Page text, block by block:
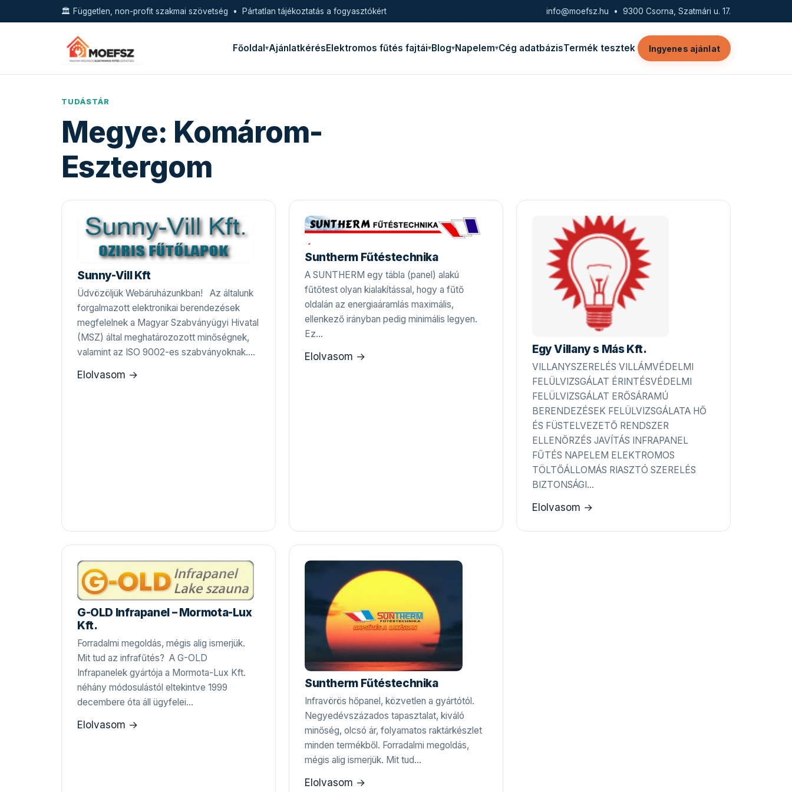
🏛️ Független, non-profit szakmai szövetség • Pártatlan tájékoztatás a fogyasztókért info@moefsz.hu • 9300 Csorna, Szatmári u. 17.
Főoldal AjánlatkérésElektromos fűtés fajtái Blog Napelem Cég adatbázisTermék tesztek Ingyenes ajánlat
TUDÁSTÁR
Megye: Komárom-
Esztergom
Sunny-Vill Kft
Üdvözöljük Webáruházunkban! Az általunk
forgalmazott elektronikai berendezések
megfelelnek a Magyar Szabványügyi Hivatal
(MSZ) által meghatározozott minőségnek,
valamint az ISO 9002-es szabványoknak.…
Elolvasom →
Suntherm Fűtéstechnika
A SUNTHERM egy tábla (panel) alakú
fűtőtest olyan kialakítással, hogy a fűtő
oldalán az energiaáramlás maximális,
ellenkező irányban pedig minimális legyen.
Ez…
Elolvasom →
Egy Villany s Más Kft.
VILLANYSZERELÉS VILLÁMVÉDELMI
FELÜLVIZSGÁLAT ÉRINTÉSVÉDELMI
FELÜLVIZSGÁLAT ERŐSÁRAMÚ
BERENDEZÉSEK FELÜLVIZSGÁLATA HŐ
ÉS FÜSTELVEZETŐ RENDSZER
ELLENŐRZÉS JAVÍTÁS INFRAPANEL
FŰTÉS NAPELEM ELEKTROMOS
TÖLTŐÁLLOMÁS RIASZTÓ SZERELÉS
BIZTONSÁGI…
Elolvasom →
G-OLD Infrapanel – Mormota-Lux
Kft.
Forradalmi megoldás, mégis alig ismerjük.
Mit tud az infrafűtés? A G-OLD
Infrapanelek gyártója a Mormota-Lux Kft.
néhány módosulástól eltekintve 1999
decembere óta áll ügyfelei…
Elolvasom →
Suntherm Fűtéstechnika
Infravörös hőpanel, közvetlen a gyártótól.
Negyedévszázados tapasztalat, kiváló
minőség, olcsó ár, folyamatos raktárkészlet
minden termékből. Forradalmi megoldás,
mégis alig ismerjük. Mit tud…
Elolvasom →